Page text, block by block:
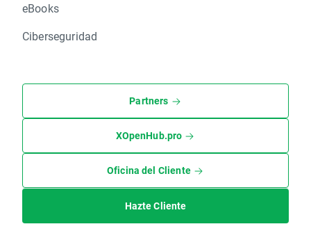
eBooks
Ciberseguridad
Partners
XOpenHub.pro
Oficina del Cliente
Hazte Cliente